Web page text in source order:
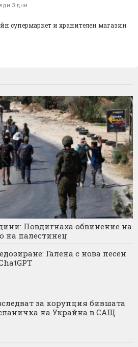
3 дни
супермаркет и хранителен магазин
Повдигнаха обвинение на
на палестинец
Галена с нова песен
за корупция бившата
на Украйна в САЩ